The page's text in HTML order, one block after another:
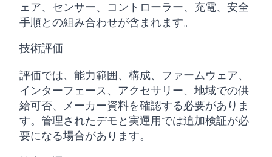
ェア、センサー、コントローラー、充電、安全
手順との組み合わせが含まれます。
技術評価
評価では、能力範囲、構成、ファームウェア、
インターフェース、アクセサリー、地域での供
給可否、メーカー資料を確認する必要がありま
す。管理されたデモと実運用では追加検証が必
要になる場合があります。